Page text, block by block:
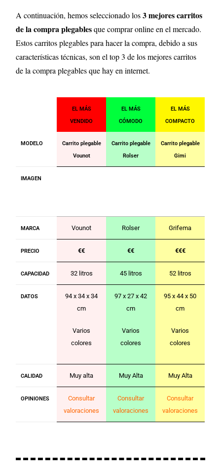
A continuación, hemos seleccionado los3mejores carritos
de la compra plegablesque comprar online en el mercado.
Estos carritos plegables para hacer la compra, debido a sus
características técnicas, son el top 3 de los mejores carritos
de la compra plegables que hay en internet.
EL MÁS
VENDIDO
EL MÁS
CÓMODO
EL MÁS
COMPACTO
MODELO
Carrito plegable
Vounot
Carrito plegable
Rolser
Carrito plegable
Gimi
IMAGEN
MARCA Vounot Rolser Grifema
PRECIO €€ €€ €€€
CAPACIDAD 32 litros 45 litros 52 litros
DATOS
94 x 34 x 34
cm
Varios
colores
97 x 27 x 42
cm
Varios
colores
95 x 44 x 50
cm
Varios
colores
CALIDAD Muy alta Muy Alta Muy Alta
OPINIONES
Consultar
valoraciones
Consultar
valoraciones
Consultar
valoraciones